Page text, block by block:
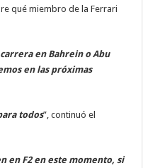
qué miembro de la Ferrari
en Bahrein o Abu
en las próximas
todos”, continuó el
en F2 en este momento, si